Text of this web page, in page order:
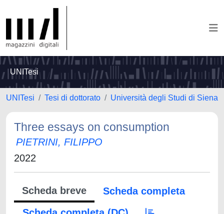
UNITesi
UNITesi Tesi di dottorato Università degli Studi di Siena
Three essays on consumption
PIETRINI, FILIPPO
2022
Scheda breve
Scheda completa